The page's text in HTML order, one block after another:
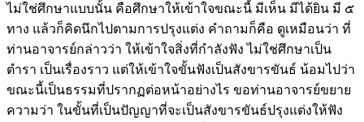
ไม่ใช่ศึกษาแบบนั้น คือศึกษาให้เข้าใจขณะนี้ มีเห็น มีได้ยิน มี ๕
ทาง แล้วก็คิดนึกไปตามการปรุงแต่ง คำถามก็คือ ดูเหมือนว่า ที่
ท่านอาจารย์กล่าวว่า ให้เข้าใจสิ่งที่กำลังฟัง ไม่ใช่ศึกษาเป็น
ตำรา เป็นเรื่องราว แต่ให้เข้าใจขั้นฟังเป็นสังขารขันธ์ น้อมไปว่า
ขณะนี้เป็นธรรมที่ปรากฏต่อหน้าอย่างไร ขอท่านอาจารย์ขยาย
ความว่า ในขั้นที่เป็นปัญญาที่จะเป็นสังขารขันธ์ปรุงแต่งให้ฟัง